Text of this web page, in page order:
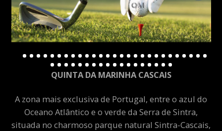
QUINTA DA MARINHA CASCAIS
A zona mais exclusiva de Portugal, entre o azul do
Oceano Atlântico e o verde da Serra de Sintra,
situada no charmoso parque natural Sintra-Cascais,